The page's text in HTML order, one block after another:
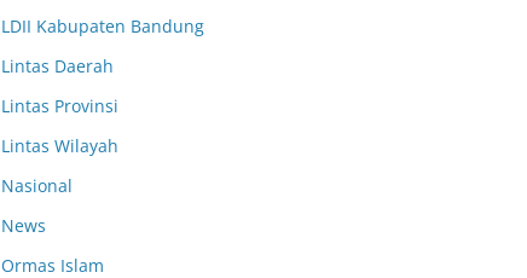
LDII Kabupaten Bandung
Lintas Daerah
Lintas Provinsi
Lintas Wilayah
Nasional
News
Ormas Islam